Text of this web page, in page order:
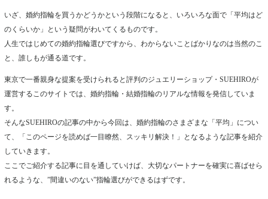
いざ、婚約指輪を買うかどうかという段階になると、いろいろな面で「平均はど
のくらいか」という疑問がわいてくるものです。
人生ではじめての婚約指輪選びですから、わからないことばかりなのは当然のこ
と、誰しもが通る道です。
東京で一番親身な提案を受けられると評判のジュエリーショップ・SUEHIROが
運営するこのサイトでは、婚約指輪・結婚指輪のリアルな情報を発信していま
す。
そんなSUEHIROの記事の中から今回は、婚約指輪のさまざまな「平均」につい
て、「このページを読めば一目瞭然、スッキリ解決！」となるような記事を紹介
していきます。
ここでご紹介する記事に目を通していけば、大切なパートナーを確実に喜ばせら
れるような、”間違いのない”指輪選びができるはずです。